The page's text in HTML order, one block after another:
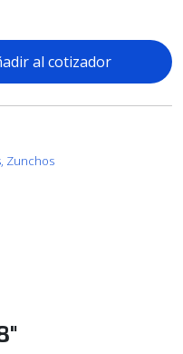
al cotizador
Zunchos